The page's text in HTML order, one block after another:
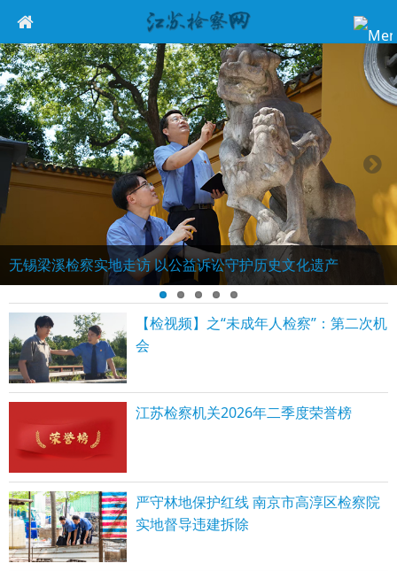
无锡梁溪检察实地走访 以公益诉讼守护历史文化遗产
【检视频】之“未成年人检察”：第二次机
会
江苏检察机关2026年二季度荣誉榜
严守林地保护红线 南京市高淳区检察院
实地督导违建拆除